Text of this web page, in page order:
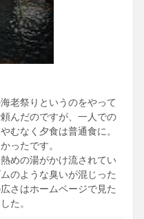
老祭りというのをやって
んだのですが、一人での
むなく夕食は普通食に。
ったです。
めの湯がかけ流されてい
のような臭いが混じった
さはホームページで見た
た。